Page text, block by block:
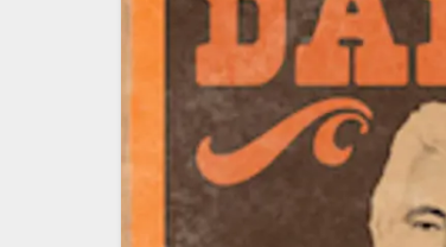
Western
Swing